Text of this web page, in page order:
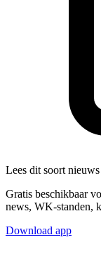
Lees dit soort
Gratis beschikbaar
news, WK-standen,
Download app